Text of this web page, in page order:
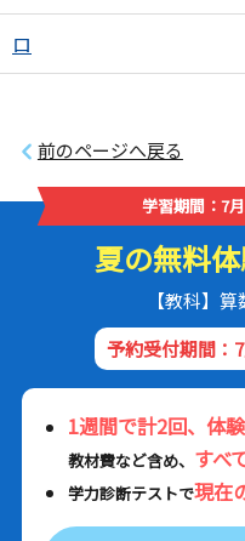
ロ
前のページへ戻る
学習期間：7
夏の無料
【教科】
予約受付期間：
1週間で計2回、体
教材費など含め、 すべ
学力診断テストで現在